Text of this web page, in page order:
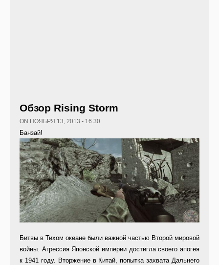
Обзор Rising Storm
ON НОЯБРЯ 13, 2013 - 16:30
Банзай!
Битвы в Тихом океане были важной частью Второй мировой
войны. Агрессия Японской империи достигла своего апогея
к 1941 году. Вторжение в Китай, попытка захвата Дальнего